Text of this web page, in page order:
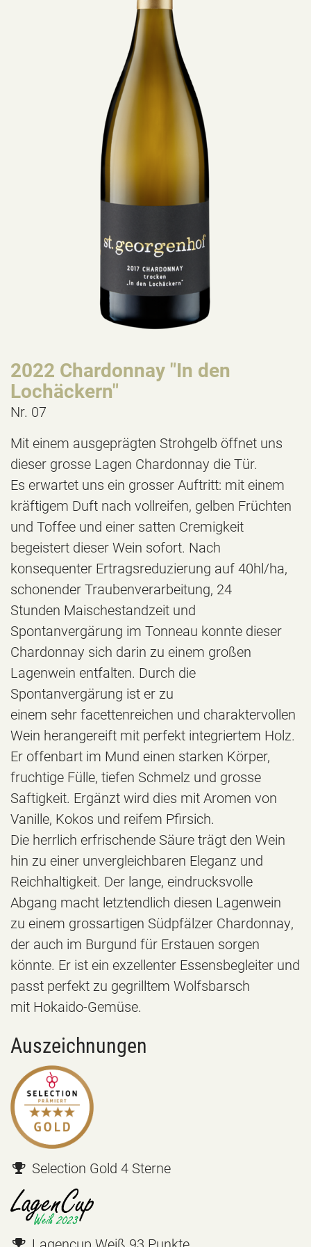
2022 Chardonnay "In den
Lochäckern"
Nr. 07
Mit einem ausgeprägten Strohgelb öffnet uns
dieser grosse Lagen Chardonnay die Tür.
Es erwartet uns ein grosser Auftritt: mit einem
kräftigem Duft nach vollreifen, gelben Früchten
und Toffee und einer satten Cremigkeit
begeistert dieser Wein sofort. Nach
konsequenter Ertragsreduzierung auf 40hl/ha,
schonender Traubenverarbeitung, 24
Stunden Maischestandzeit und
Spontanvergärung im Tonneau konnte dieser
Chardonnay sich darin zu einem großen
Lagenwein entfalten. Durch die
Spontanvergärung ist er zu
einem sehr facettenreichen und charaktervollen
Wein herangereift mit perfekt integriertem Holz.
Er offenbart im Mund einen starken Körper,
fruchtige Fülle, tiefen Schmelz und grosse
Saftigkeit. Ergänzt wird dies mit Aromen von
Vanille, Kokos und reifem Pfirsich.
Die herrlich erfrischende Säure trägt den Wein
hin zu einer unvergleichbaren Eleganz und
Reichhaltigkeit. Der lange, eindrucksvolle
Abgang macht letztendlich diesen Lagenwein
zu einem grossartigen Südpfälzer Chardonnay,
der auch im Burgund für Erstauen sorgen
könnte. Er ist ein exzellenter Essensbegleiter und
passt perfekt zu gegrilltem Wolfsbarsch
mit Hokaido-Gemüse.
Auszeichnungen
Selection Gold 4 Sterne